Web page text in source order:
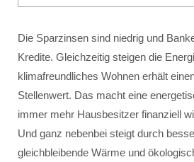
Die Sparzinsen sind niedrig und
Kredite. Gleichzeitig steigen die
klimafreundliches Wohnen erhält
Stellenwert. Das macht eine
immer mehr Hausbesitzer finanziell
Und ganz nebenbei steigt durch
gleichbleibende Wärme und